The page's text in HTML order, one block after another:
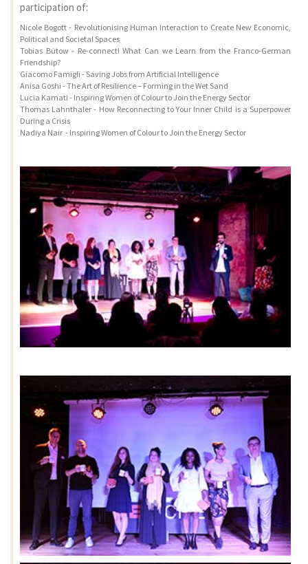
participation of:
Nicole Bogott - Revolutionising Human Interaction to Create New Economic,
Political and Societal Spaces
Tobias Bütow - Re-connect! What Can we Learn from the Franco-German
Friendship?
Giacomo Famigli - Saving Jobs from Artificial Intelligence
Anisa Goshi - The Art of Resilience – Forming in the Wet Sand
Lucia Kamati - Inspiring Women of Colour to Join the Energy Sector
Thomas Lahnthaler - How Reconnecting to Your Inner Child is a Superpower
During a Crisis
Nadiya Nair - Inspiring Women of Colour to Join the Energy Sector